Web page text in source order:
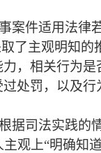
案件适用法律
了主观明知的
，相关行为是
处罚，以及行
据司法实践的
观上“明确知